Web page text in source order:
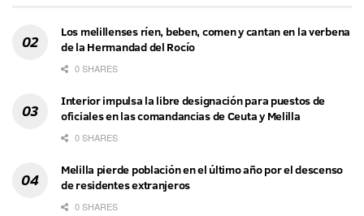
Los melillenses ríen, beben, comen y cantan en la verbena
de la Hermandad del Rocío
0 SHARES
Interior impulsa la libre designación para puestos de
oficiales en las comandancias de Ceuta y Melilla
0 SHARES
Melilla pierde población en el último año por el descenso
de residentes extranjeros
0 SHARES